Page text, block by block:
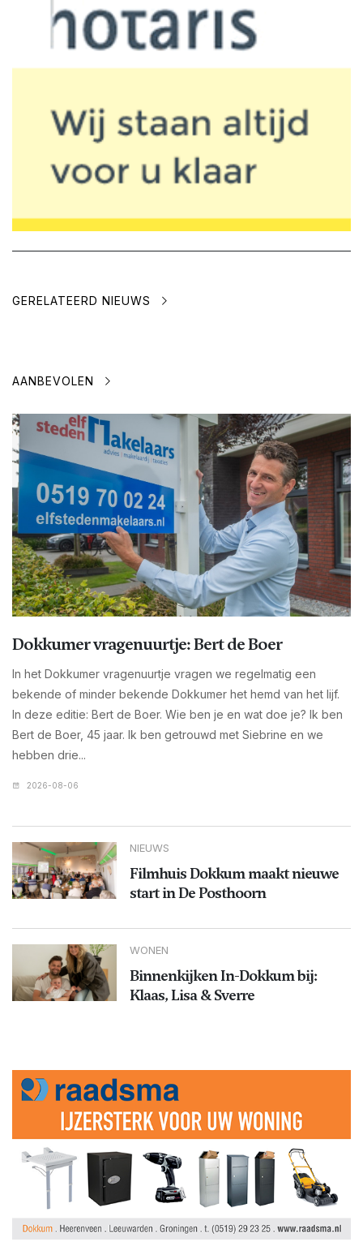
GERELATEERD NIEUWS
AANBEVOLEN
Dokkumer vragenuurtje: Bert de Boer
In het Dokkumer vragenuurtje vragen we regelmatig een
bekende of minder bekende Dokkumer het hemd van het lijf.
In deze editie: Bert de Boer. Wie ben je en wat doe je? Ik ben
Bert de Boer, 45 jaar. Ik ben getrouwd met Siebrine en we
hebben drie...
2026-08-06
NIEUWS
Filmhuis Dokkum maakt nieuwe
start in De Posthoorn
WONEN
Binnenkijken In-Dokkum bij:
Klaas, Lisa & Sverre